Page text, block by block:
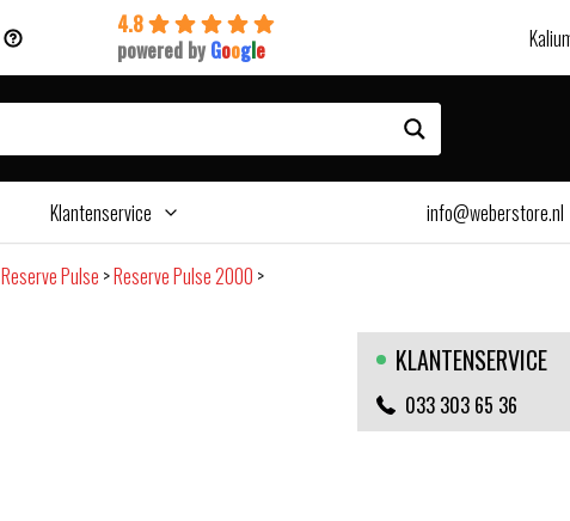
4.8
powered by Google
Klantenservice info@weberstore.nl
Reserve Pulse >Reserve Pulse 2000 >
KLANTENSERVICE
033 303 65 36